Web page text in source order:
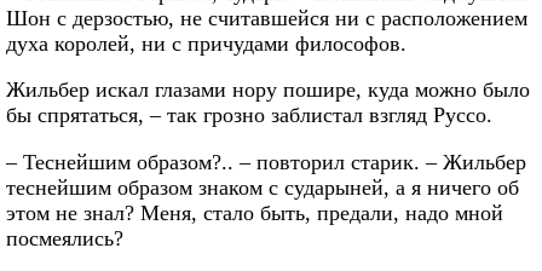
Шон с дерзостью, не считавшейся ни с расположением
духа королей, ни с причудами философов.
Жильбер искал глазами нору пошире, куда можно было
бы спрятаться, – так грозно заблистал взгляд Руссо.
– Теснейшим образом?.. – повторил старик. – Жильбер
теснейшим образом знаком с сударыней, а я ничего об
этом не знал? Меня, стало быть, предали, надо мной
посмеялись?